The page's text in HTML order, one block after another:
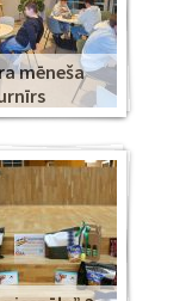
mēneša